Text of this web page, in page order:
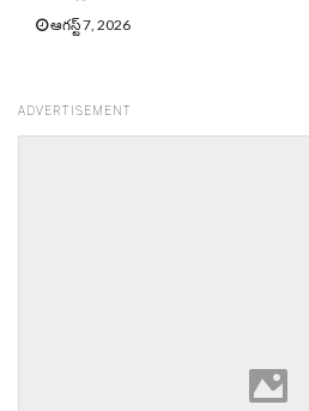
ఆగస్ట్ 7, 2026
ADVERTISEMENT